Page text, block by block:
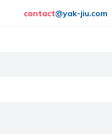
contact@yak-jiu.com